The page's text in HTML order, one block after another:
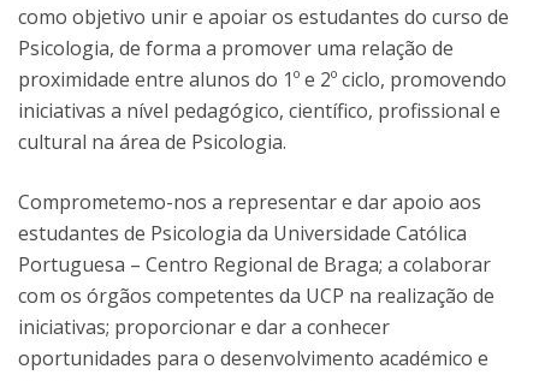
como objetivo unir e apoiar os estudantes do curso de
Psicologia, de forma a promover uma relação de
proximidade entre alunos do 1º e 2º ciclo, promovendo
iniciativas a nível pedagógico, científico, profissional e
cultural na área de Psicologia.
Comprometemo-nos a representar e dar apoio aos
estudantes de Psicologia da Universidade Católica
Portuguesa – Centro Regional de Braga; a colaborar
com os órgãos competentes da UCP na realização de
iniciativas; proporcionar e dar a conhecer
oportunidades para o desenvolvimento académico e